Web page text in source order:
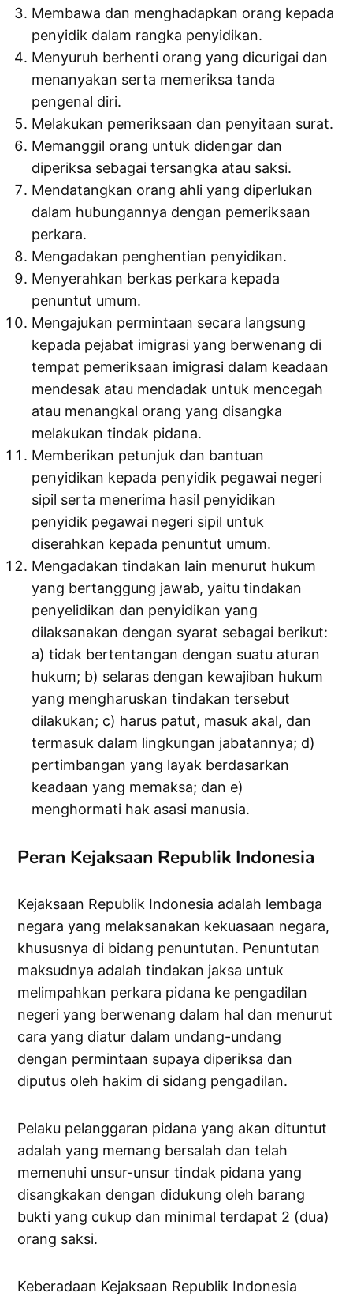
Membawa dan menghadapkan orang kepada
penyidik dalam rangka penyidikan.
Menyuruh berhenti orang yang dicurigai dan
menanyakan serta memeriksa tanda
pengenal diri.
Melakukan pemeriksaan dan penyitaan surat.
Memanggil orang untuk didengar dan
diperiksa sebagai tersangka atau saksi.
Mendatangkan orang ahli yang diperlukan
dalam hubungannya dengan pemeriksaan
perkara.
Mengadakan penghentian penyidikan.
Menyerahkan berkas perkara kepada
penuntut umum.
Mengajukan permintaan secara langsung
kepada pejabat imigrasi yang berwenang di
tempat pemeriksaan imigrasi dalam keadaan
mendesak atau mendadak untuk mencegah
atau menangkal orang yang disangka
melakukan tindak pidana.
Memberikan petunjuk dan bantuan
penyidikan kepada penyidik pegawai negeri
sipil serta menerima hasil penyidikan
penyidik pegawai negeri sipil untuk
diserahkan kepada penuntut umum.
Mengadakan tindakan lain menurut hukum
yang bertanggung jawab, yaitu tindakan
penyelidikan dan penyidikan yang
dilaksanakan dengan syarat sebagai berikut:
a) tidak bertentangan dengan suatu aturan
hukum; b) selaras dengan kewajiban hukum
yang mengharuskan tindakan tersebut
dilakukan; c) harus patut, masuk akal, dan
termasuk dalam lingkungan jabatannya; d)
pertimbangan yang layak berdasarkan
keadaan yang memaksa; dan e)
menghormati hak asasi manusia.
Peran Kejaksaan Republik Indonesia
Kejaksaan Republik Indonesia adalah lembaga
negara yang melaksanakan kekuasaan negara,
khususnya di bidang penuntutan. Penuntutan
maksudnya adalah tindakan jaksa untuk
melimpahkan perkara pidana ke pengadilan
negeri yang berwenang dalam hal dan menurut
cara yang diatur dalam undang-undang
dengan permintaan supaya diperiksa dan
diputus oleh hakim di sidang pengadilan.
Pelaku pelanggaran pidana yang akan dituntut
adalah yang memang bersalah dan telah
memenuhi unsur-unsur tindak pidana yang
disangkakan dengan didukung oleh barang
bukti yang cukup dan minimal terdapat 2 (dua)
orang saksi.
Keberadaan Kejaksaan Republik Indonesia